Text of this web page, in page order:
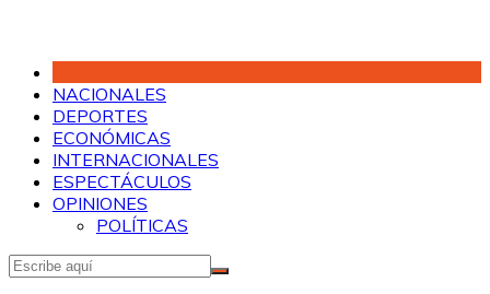
NACIONALES
DEPORTES
ECONÓMICAS
INTERNACIONALES
ESPECTÁCULOS
OPINIONES
POLÍTICAS